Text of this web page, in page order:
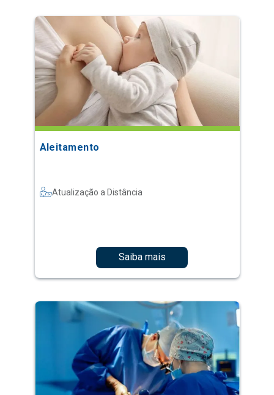
Aleitamento
Atualização a Distância
Saiba mais